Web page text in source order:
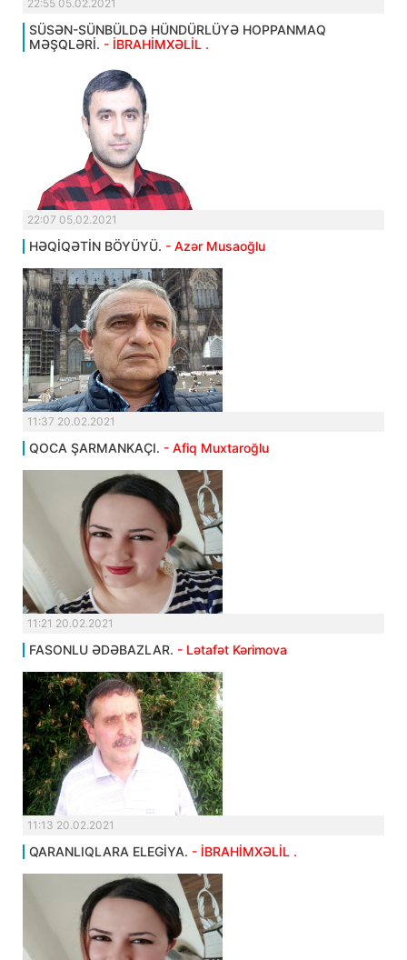
22:55 05.02.2021
SÜSƏN-SÜNBÜLDƏ HÜNDÜRLÜYƏ HOPPANMAQ
MƏŞQLƏRİ. - İBRAHİMXƏLİL .
22:07 05.02.2021
HƏQİQƏTİN BÖYÜYÜ. - Azər Musaoğlu
11:37 20.02.2021
QOCA ŞARMANKAÇI. - Afiq Muxtaroğlu
11:21 20.02.2021
FASONLU ƏDƏBAZLAR. - Lətafət Kərimova
11:13 20.02.2021
QARANLIQLARA ELEGİYA. - İBRAHİMXƏLİL .